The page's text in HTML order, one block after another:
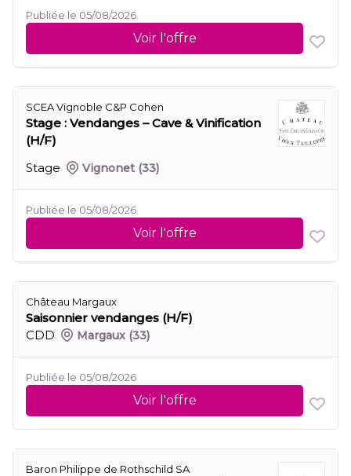
Publiée le 05/08/2026
Voir l'offre
SCEA Vignoble C&P Cohen
Stage : Vendanges – Cave & Vinification
(H/F)
Stage
Vignonet (33)
Publiée le 05/08/2026
Voir l'offre
Château Margaux
Saisonnier vendanges (H/F)
CDD
Margaux (33)
Publiée le 05/08/2026
Voir l'offre
Baron Philippe de Rothschild SA